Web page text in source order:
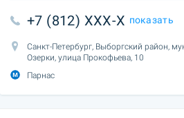
+7 (812) XXX-X показать
Санкт-Петербург, Выборгский район,
Озерки, улица Прокофьева, 10
Парнас